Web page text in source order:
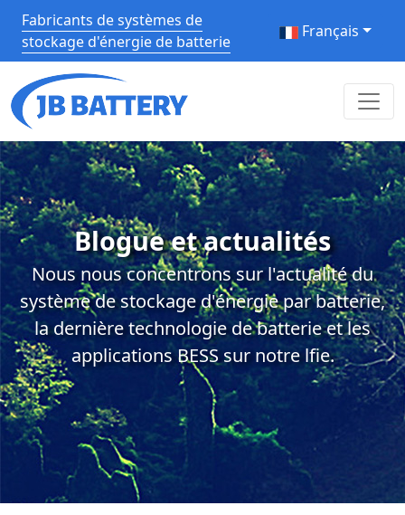
Fabricants de systèmes de
stockage d'énergie de batterie
Français
Blogue et actualités
Nous nous concentrons sur l'actualité du
système de stockage d'énergie par batterie,
la dernière technologie de batterie et les
applications BESS sur notre lfie.